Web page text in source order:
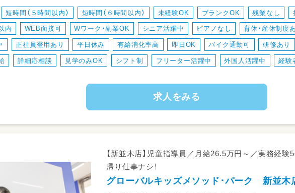
【小児分野未経験でも安心！】
『のびのび広場』で働くスタッフの90％が
小児分野未経験からのスタートです！
✅土台となるカリキュラム
✅各種資格者との情報交換ができる時間
などが整っているからこそ、
すぐご活躍いただけ、
お子さまの“できる”の瞬間に立ちあえ、
・児童のみならずご家族へのケアもサービス
・ワークバランスを重視した運営をしていま
短時間（５時間以内） 短時間（６時間以内） 未経験OK ブランクOK 残業なし
内 WEB面接可 Wワーク・副業OK シニア活躍中 ピアノなし 育休・産休制度
正社員登用あり 平日休み 有給消化率高 即日OK バイク通勤可 研修あり
詳細応相談 見学のみOK シフト制 フリーター活躍中 外国人活躍中 経験
求人をみる
【新並木店】児童指導員／月給26.5万円～／実務経
帰り仕事ナシ！
グローバルキッズメソッド･パーク 新並木